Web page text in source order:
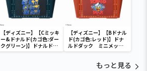
【ディズニー】【Cミッキ
ー&ドナルド(カゴ色:ダー
クグリーン)】ドナルドダ
ック ミニメッシュカゴ
【ディズニー】【Bドナル
ド(カゴ色:レッド)】ドナ
ルドダック ミニメッシ
ュカゴ
もっと見る